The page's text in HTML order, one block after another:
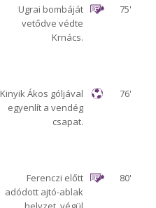
75'
Ugrai bombáját
vetődve védte
Krnács.
76'
Kinyik Ákos góljával
egyenlít a vendég
csapat.
80'
Ferenczi előtt
adódott ajtó-ablak